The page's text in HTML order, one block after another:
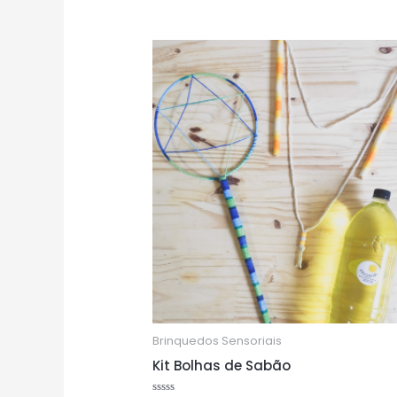
Brinquedos Sensoriais
Kit Bolhas de Sabão